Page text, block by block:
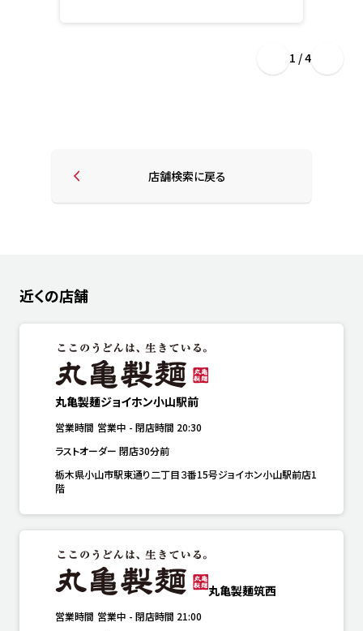
1 / 4
店舗検索に戻る
近くの店舗
丸亀製麺ジョイホン小山駅前
営業時間 営業中 - 閉店時間 20:30
ラストオーダー 閉店30分前
栃木県小山市駅東通り二丁目３番15号ジョイホン小山駅前店1
階
丸亀製麺筑西
営業時間 営業中 - 閉店時間 21:00